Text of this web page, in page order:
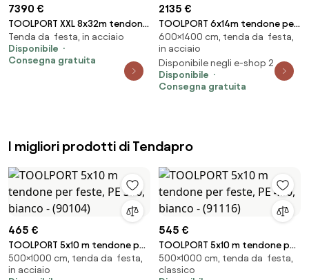
7390 €
TOOLPORT XXL 8x32m tendone
per feste, PVC 1400, telaio
perimetrale, bianco - (49247)
Tenda da festa, in acciaio
Disponibile
Consegna gratuita
2135 €
TOOLPORT 6x14m tendone per
feste, PVC 800, telaio
perimetrale, bianco - (5376)
600×1400 cm, tenda da festa,
in acciaio
Disponibile negli e-shop 2
Disponibile
Consegna gratuita
I migliori prodotti di Tendapro
465 €
TOOLPORT 5x10 m tendone per
feste, PE 350, bianco - (90104)
500×1000 cm, tenda da festa,
in acciaio
545 €
TOOLPORT 5x10 m tendone per
feste, PE 450, bianco - (91116)
500×1000 cm, tenda da festa,
classico